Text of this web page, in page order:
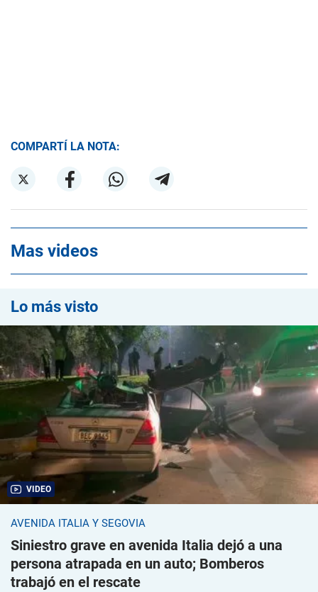
COMPARTÍ LA NOTA:
Mas videos
Lo más visto
VIDEO
AVENIDA ITALIA Y SEGOVIA
Siniestro grave en avenida Italia dejó a una
persona atrapada en un auto; Bomberos
trabajó en el rescate